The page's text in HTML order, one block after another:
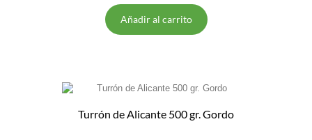
Añadir al carrito
Turrón de Alicante 500 gr. Gordo